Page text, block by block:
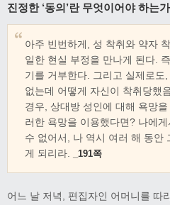
진정한 ‘동의’란 무엇이어야 하는가
아주 빈번하게, 성 착취와 약자
일한 현실 부정을 만나게 된다.
기를 거부한다. 그리고 실제로도
없는데 어떻게 자신이 착취당했
경우, 상대방 성인에 대해 욕망
러한 욕망을 이용했다면? 나에
수 없어서, 나 역시 여러 해 동안
게 되리라.
_191쪽
어느 날 저녁, 편집자인 어머니를 따